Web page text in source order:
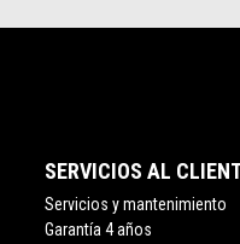
SERVICIOS AL
Servicios y mantenimiento
Garantía 4 años